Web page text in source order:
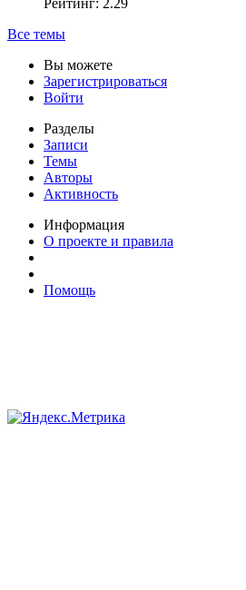
Рейтинг: 2.29
Все темы
Вы можете
Зарегистрироваться
Войти
Разделы
Записи
Темы
Авторы
Активность
Информация
О проекте и правила
Помощь